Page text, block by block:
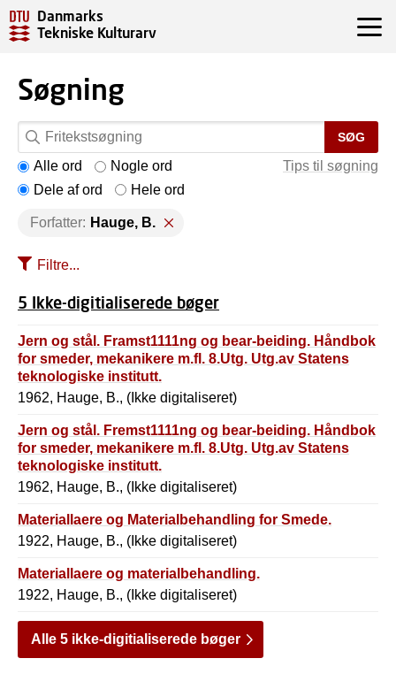
Danmarks
Tekniske Kulturarv
Søgning
SØG
Tips til søgning
Alle ord
Nogle ord
Dele af ord
Hele ord
Forfatter: Hauge, B.
Filtre...
5 Ikke-digitialiserede bøger
Jern og stål. Framst1111ng og bear-beiding. Håndbok
for smeder, mekanikere m.fl. 8.Utg. Utg.av Statens
teknologiske institutt.
1962, Hauge, B., (Ikke digitaliseret)
Jern og stål. Fremst1111ng og bear-beiding. Håndbok
for smeder, mekanikere m.fl. 8.Utg. Utg.av Statens
teknologiske institutt.
1962, Hauge, B., (Ikke digitaliseret)
Materiallaere og Materialbehandling for Smede.
1922, Hauge, B., (Ikke digitaliseret)
Materiallaere og materialbehandling.
1922, Hauge, B., (Ikke digitaliseret)
Alle 5 ikke-digitialiserede bøger